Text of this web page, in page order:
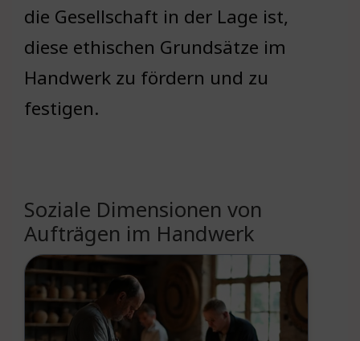
die Gesellschaft in der Lage ist,
diese ethischen Grundsätze im
Handwerk zu fördern und zu
festigen.
Soziale Dimensionen von
Aufträgen im Handwerk